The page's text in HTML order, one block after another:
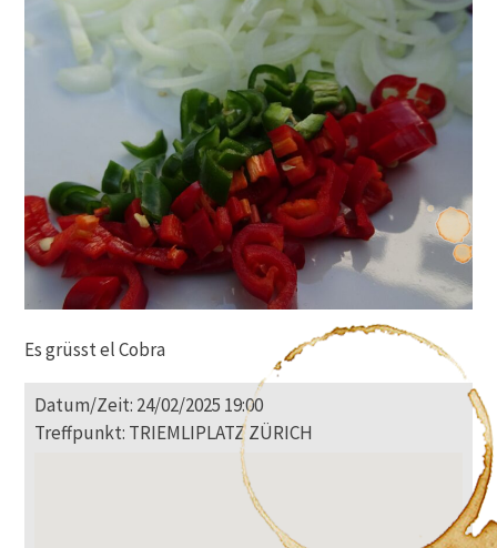
Es grüsst el Cobra
Datum/Zeit: 24/02/2025 19:00
Treffpunkt: TRIEMLIPLATZ ZÜRICH